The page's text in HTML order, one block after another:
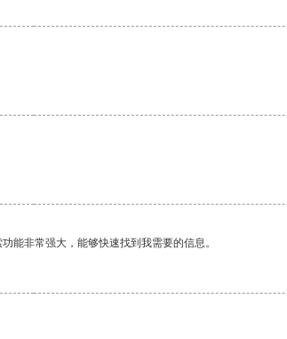
能非常强大，能够快速找到我需要的信息。